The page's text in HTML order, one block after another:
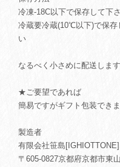
冷凍-18C以下で保存して下
冷蔵要冷蔵(10℃以下)で保存
い
なるべく小さめに配送しま
★ご要望であれば
簡易ですがギフト包装でき
製造者
有限会社笹島[IGHIOTTONE]
〒605-0827京都府京都市東